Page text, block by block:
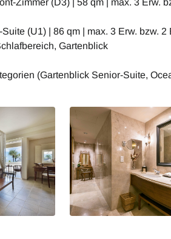
(U1) | 86 qm | max. 3 Erw. bzw.
Gartenblick
(Gartenblick Senior-Suite,